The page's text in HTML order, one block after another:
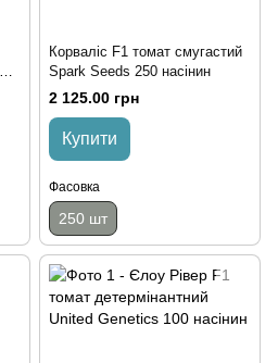
Корваліс F1 томат смугастий
Spark Seeds 250 насінин
2 125.00 грн
Купити
Фасовка
250 шт